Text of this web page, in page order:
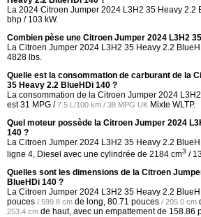
La 2024 Citroen Jumper 2024 L3H2 35 Heavy 2.2
bhp / 103 kW.
Combien pèse une Citroen Jumper 2024 L3H2
La Citroen Jumper 2024 L3H2 35 Heavy 2.2
4828 lbs.
Quelle est la consommation de carburant de la
35 Heavy 2.2 BlueHDi 140 ?
La consommation de la Citroen Jumper 2024
est31 MPG /7.5 L/100 km / 38 MPG UK Mixte WLTP.
Quel moteur possède la Citroen Jumper 2024
140 ?
La Citroen Jumper 2024 L3H2 35 Heavy 2.2
ligne 4, Diesel avec une cylindrée de 2184 cm3 /
Quelles sont les dimensions de la Citroen
BlueHDi 140 ?
La Citroen Jumper 2024 L3H2 35 Heavy 2.2
pouces / 599.8 cm de long, 80.71 pouces / 205.0 cm
253.4 cm de haut, avec un empattement de 158.86